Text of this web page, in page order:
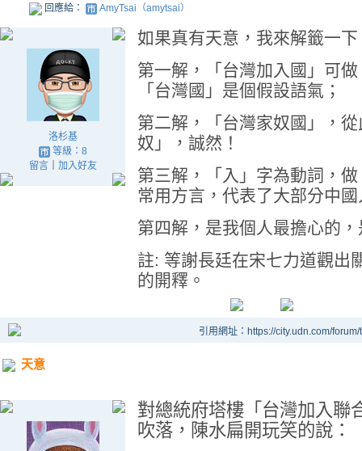
回應給： AmyTsai（amytsai）
洛杉基
等級：8
留言｜ 加入好友
如果真有天意，我來解籤一下
第一解，「台灣加入國」可
「台灣國」是個假設語氣；
第二解，「台灣家奴國」，
奴」，誠然！
第三解，「入」字為動詞，
常用方言，代表了大部分中
第四解，是我個人最擔心的
註: 等謝長廷在宋七力道觀出
的開釋。
引用網址：https://city.udn.com/
天意
對總統府塔樓「台灣加入聯
吹落，陳水扁開玩笑的說：